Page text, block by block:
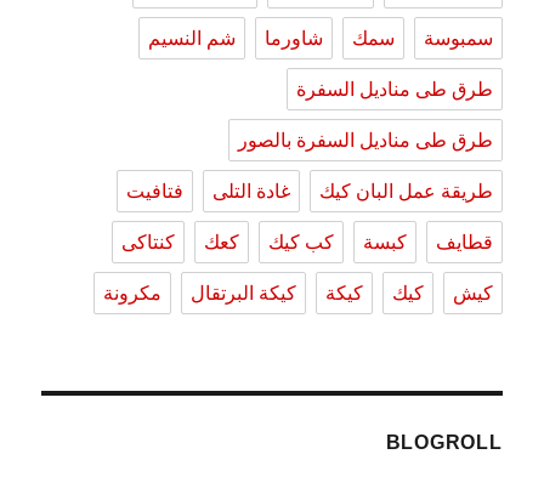
سمبوسة سمك شاورما شم النسيم
طرق طى مناديل السفرة
طرق طى مناديل السفرة بالصور
طريقة عمل البان كيك غادة التلى فتافيت
قطايف كبسة كب كيك كعك كنتاكى
كيش كيك كيكة كيكة البرتقال مكرونة
BLOGROLL